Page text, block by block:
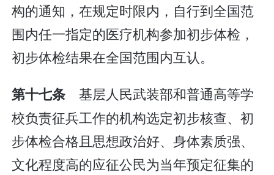
构的通知，在规定时限内，自行到全国范
围内任一指定的医疗机构参加初步体检，
初步体检结果在全国范围内互认。
第十七条 基层人民武装部和普通高等学
校负责征兵工作的机构选定初步核查、初
步体检合格且思想政治好、身体素质强、
文化程度高的应征公民为当年预定征集的